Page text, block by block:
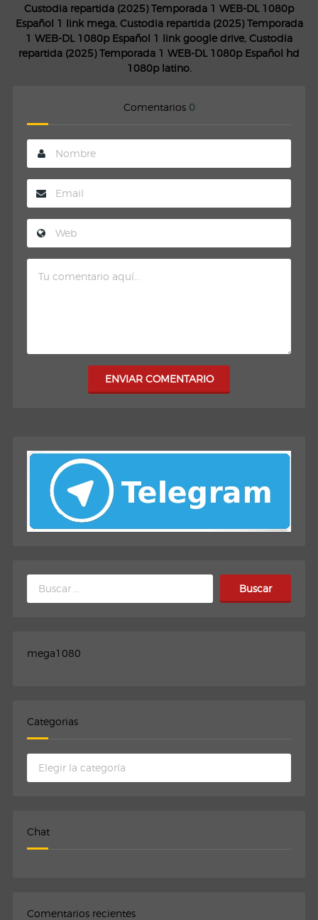
Custodia repartida (2025) Temporada 1 WEB-DL 1080p
Español 1 link mega, Custodia repartida (2025) Temporada
1 WEB-DL 1080p Español 1 link google drive, Custodia
repartida (2025) Temporada 1 WEB-DL 1080p Español hd
1080p latino.
Comentarios 0
ENVIAR COMENTARIO
Buscar:
mega1080
Categorias
Categorias
Chat
Comentarios recientes